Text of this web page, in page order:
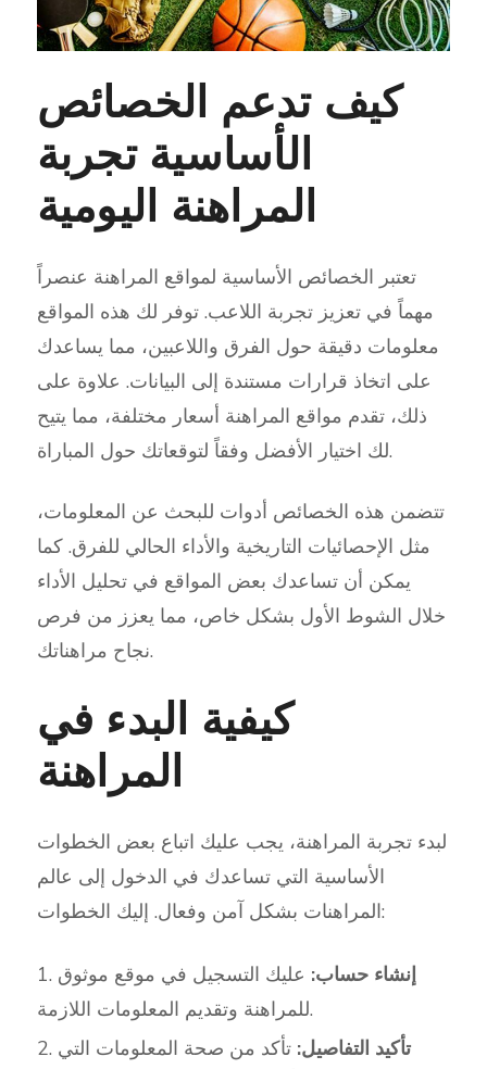
كيف تدعم الخصائص
الأساسية تجربة
المراهنة اليومية
تعتبر الخصائص الأساسية لمواقع المراهنة عنصراً
مهماً في تعزيز تجربة اللاعب. توفر لك هذه المواقع
معلومات دقيقة حول الفرق واللاعبين، مما يساعدك
على اتخاذ قرارات مستندة إلى البيانات. علاوة على
ذلك، تقدم مواقع المراهنة أسعار مختلفة، مما يتيح
لك اختيار الأفضل وفقاً لتوقعاتك حول المباراة.
تتضمن هذه الخصائص أدوات للبحث عن المعلومات،
مثل الإحصائيات التاريخية والأداء الحالي للفرق. كما
يمكن أن تساعدك بعض المواقع في تحليل الأداء
خلال الشوط الأول بشكل خاص، مما يعزز من فرص
نجاح مراهناتك.
كيفية البدء في
المراهنة
لبدء تجربة المراهنة، يجب عليك اتباع بعض الخطوات
الأساسية التي تساعدك في الدخول إلى عالم
المراهنات بشكل آمن وفعال. إليك الخطوات:
إنشاء حساب: عليك التسجيل في موقع موثوق
للمراهنة وتقديم المعلومات اللازمة.
تأكيد التفاصيل: تأكد من صحة المعلومات التي